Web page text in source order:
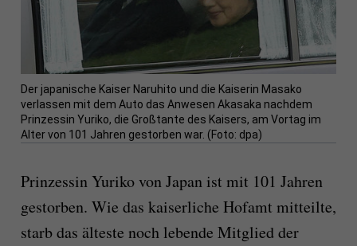
Der japanische Kaiser Naruhito und die Kaiserin Masako
verlassen mit dem Auto das Anwesen Akasaka nachdem
Prinzessin Yuriko, die Großtante des Kaisers, am Vortag im
Alter von 101 Jahren gestorben war. (Foto: dpa)
Prinzessin Yuriko von Japan ist mit 101 Jahren
gestorben. Wie das kaiserliche Hofamt mitteilte,
starb das älteste noch lebende Mitglied der